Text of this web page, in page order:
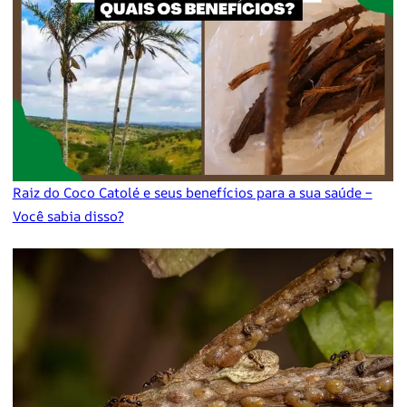
Raiz do Coco Catolé e seus benefícios para a sua saúde –
Você sabia disso?